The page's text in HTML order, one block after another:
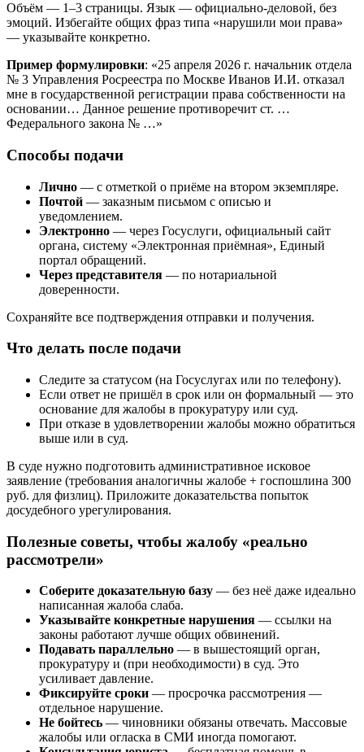
Объём — 1–3 страницы. Язык — официально-деловой, без
эмоций. Избегайте общих фраз типа «нарушили мои права»
— указывайте конкретно.
Пример формулировки: «25 апреля 2026 г. начальник отдела
№ 3 Управления Росреестра по Москве Иванов И.И. отказал
мне в государственной регистрации права собственности на
основании… Данное решение противоречит ст. …
Федерального закона № …»
Способы подачи
Лично — с отметкой о приёме на втором экземпляре.
Почтой — заказным письмом с описью и
уведомлением.
Электронно — через Госуслуги, официальный сайт
органа, систему «Электронная приёмная», Единый
портал обращений.
Через представителя — по нотариальной
доверенности.
Сохраняйте все подтверждения отправки и получения.
Что делать после подачи
Следите за статусом (на Госуслугах или по телефону).
Если ответ не пришёл в срок или он формальный — это
основание для жалобы в прокуратуру или суд.
При отказе в удовлетворении жалобы можно обратиться
выше или в суд.
В суде нужно подготовить административное исковое
заявление (требования аналогичны жалобе + госпошлина 300
руб. для физлиц). Приложите доказательства попыток
досудебного урегулирования.
Полезные советы, чтобы жалобу «реально
рассмотрели»
Соберите доказательную базу — без неё даже идеально
написанная жалоба слаба.
Указывайте конкретные нарушения — ссылки на
законы работают лучше общих обвинений.
Подавать параллельно — в вышестоящий орган,
прокуратуру и (при необходимости) в суд. Это
усиливает давление.
Фиксируйте сроки — просрочка рассмотрения —
отдельное нарушение.
Не бойтесь — чиновники обязаны отвечать. Массовые
жалобы или огласка в СМИ иногда помогают.